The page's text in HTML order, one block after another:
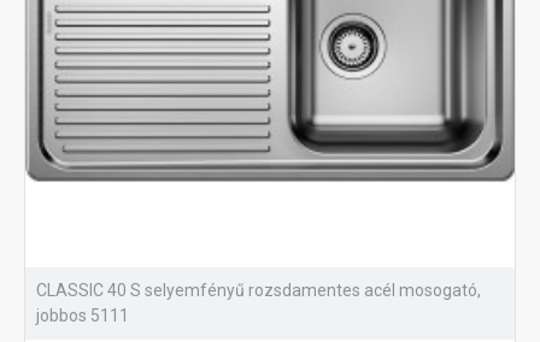
CLASSIC 40 S selyemfényű rozsdamentes acél mosogató,
jobbos 5111